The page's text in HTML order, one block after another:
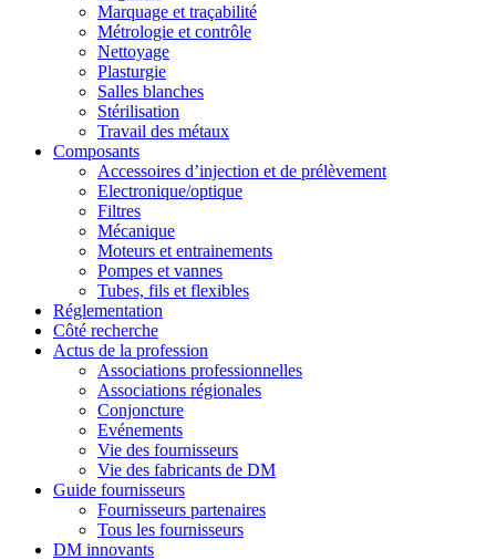
Marquage et traçabilité
Métrologie et contrôle
Nettoyage
Plasturgie
Salles blanches
Stérilisation
Travail des métaux
Composants
Accessoires d’injection et de prélèvement
Electronique/optique
Filtres
Mécanique
Moteurs et entrainements
Pompes et vannes
Tubes, fils et flexibles
Réglementation
Côté recherche
Actus de la profession
Associations professionnelles
Associations régionales
Conjoncture
Evénements
Vie des fournisseurs
Vie des fabricants de DM
Guide fournisseurs
Fournisseurs partenaires
Tous les fournisseurs
DM innovants